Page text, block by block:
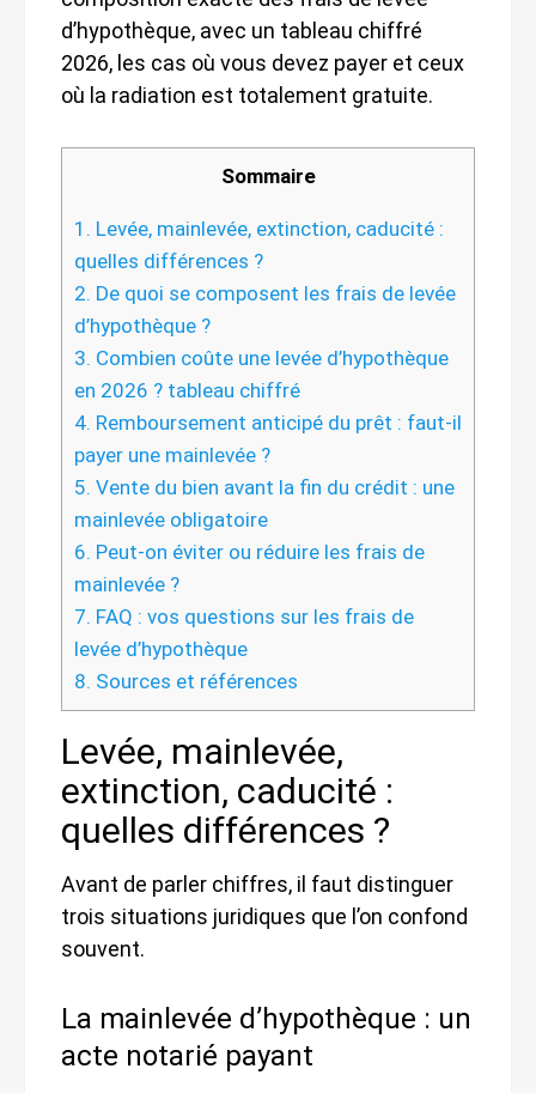
d’hypothèque, avec un tableau chiffré
2026, les cas où vous devez payer et ceux
où la radiation est totalement gratuite.
Sommaire
1. Levée, mainlevée, extinction, caducité :
quelles différences ?
2. De quoi se composent les frais de levée
d’hypothèque ?
3. Combien coûte une levée d’hypothèque
en 2026 ? tableau chiffré
4. Remboursement anticipé du prêt : faut-il
payer une mainlevée ?
5. Vente du bien avant la fin du crédit : une
mainlevée obligatoire
6. Peut-on éviter ou réduire les frais de
mainlevée ?
7. FAQ : vos questions sur les frais de
levée d’hypothèque
8. Sources et références
Levée, mainlevée,
extinction, caducité :
quelles différences ?
Avant de parler chiffres, il faut distinguer
trois situations juridiques que l’on confond
souvent.
La mainlevée d’hypothèque : un
acte notarié payant